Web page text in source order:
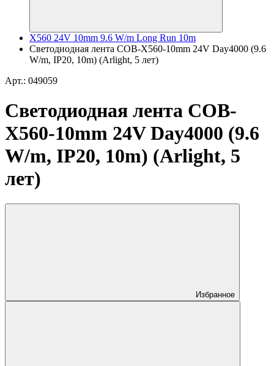
X560 24V 10mm 9.6 W/m Long Run 10m
Светодиодная лента COB-X560-10mm 24V Day4000 (9.6
W/m, IP20, 10m) (Arlight, 5 лет)
Арт.: 049059
Светодиодная лента COB-
X560-10mm 24V Day4000 (9.6
W/m, IP20, 10m) (Arlight, 5
лет)
Избранное